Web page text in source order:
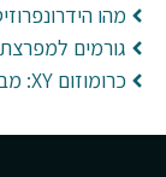
מהו
גורמים
כרומוזום XY: מבנה גנטי והתפתחות ביולוגית